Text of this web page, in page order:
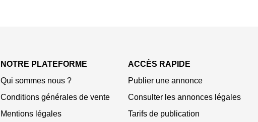
NOTRE PLATEFORME
Qui sommes nous ?
Conditions générales de vente
Mentions légales
ACCÈS RAPIDE
Publier une annonce
Consulter les annonces légales
Tarifs de publication